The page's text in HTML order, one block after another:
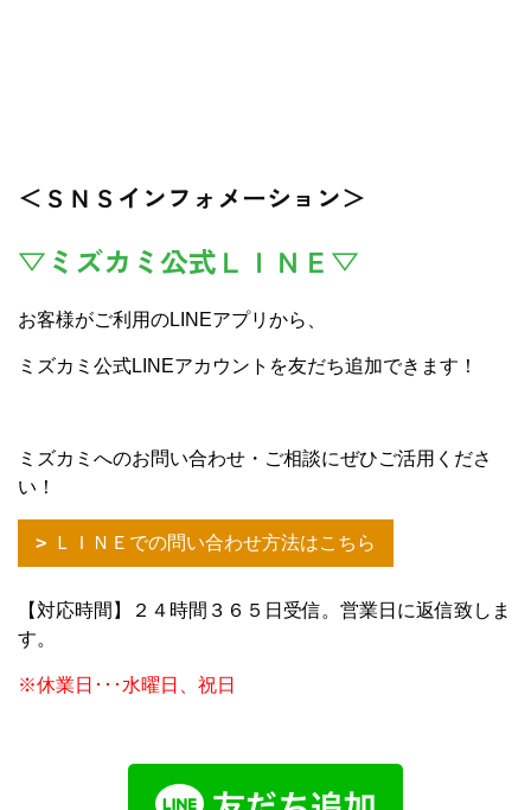
＜ＳＮＳインフォメーション＞
▽ミズカミ公式ＬＩＮＥ▽
お客様がご利用のLINEアプリから、
ミズカミ公式LINEアカウントを友だち追加できます！
ミズカミへのお問い合わせ・ご相談にぜひご活用くださ
い！
ＬＩＮＥでの問い合わせ方法はこちら
【対応時間】２４時間３６５日受信。営業日に返信致しま
す。
※休業日･･･水曜日、祝日